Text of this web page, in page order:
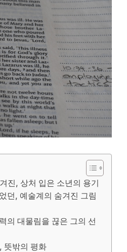
진, 상처 입은 소년의 용기
던, 예술계의 숨겨진 그림
의 대물림을 끊은 그의 선
뜻밖의 평화